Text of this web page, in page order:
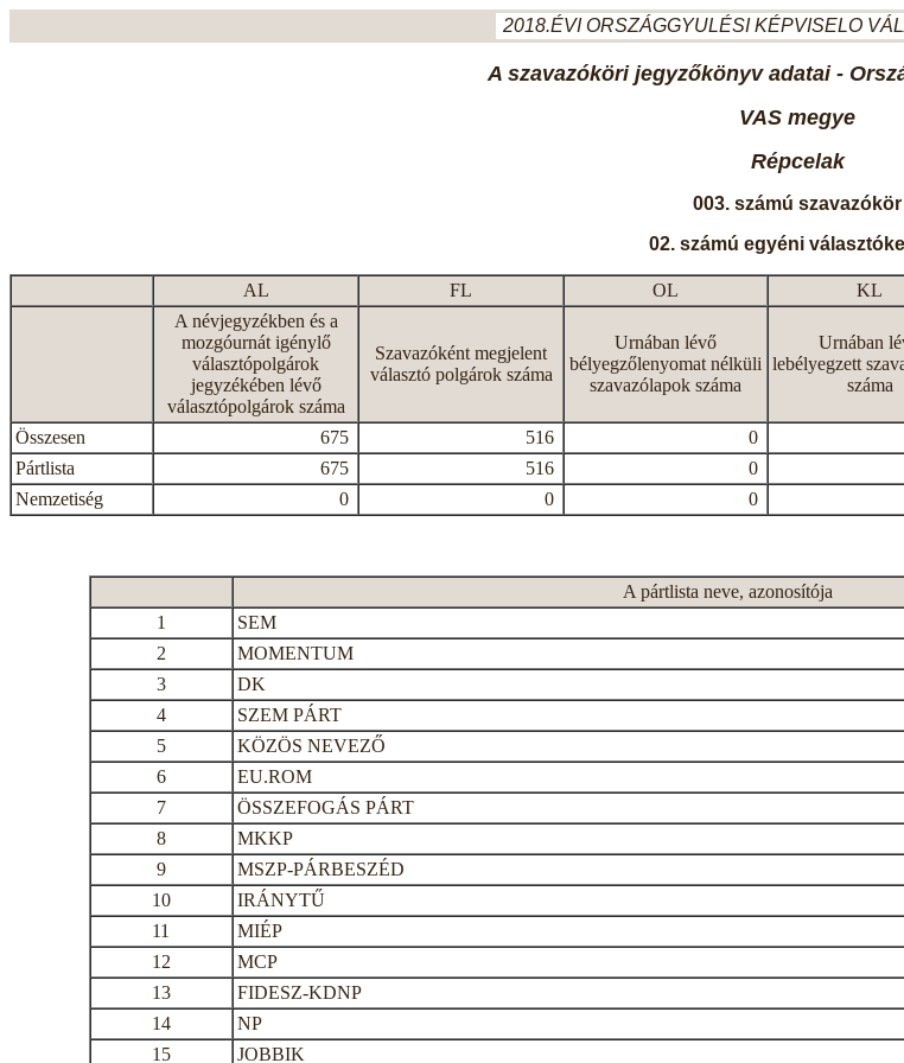
2018.ÉVI ORSZÁGGYULÉSI KÉPVISELO
A szavazóköri jegyzőkönyv adatai -
VAS megye
Répcelak
003. számú szavazókör
02. számú egyéni
AL FL OL KL
A névjegyzékben és a
mozgóurnát igénylő
választópolgárok
jegyzékében lévő
választópolgárok száma
Szavazóként megjelent
választó polgárok száma
Urnában lévő
bélyegzőlenyomat nélküli
szavazólapok száma
Urnában
lebélyegzett
száma
Összesen 675 516 0
Pártlista
675 516 0
Nemzetiség
0 0 0
A pártlista neve, azonosítója
1
SEM
2
MOMENTUM
3
DK
4
SZEM PÁRT
5
KÖZÖS NEVEZŐ
6
EU.ROM
7
ÖSSZEFOGÁS PÁRT
8
MKKP
9
MSZP-PÁRBESZÉD
10
IRÁNYTŰ
11
MIÉP
12
MCP
13
FIDESZ-KDNP
14
NP
15
JOBBIK